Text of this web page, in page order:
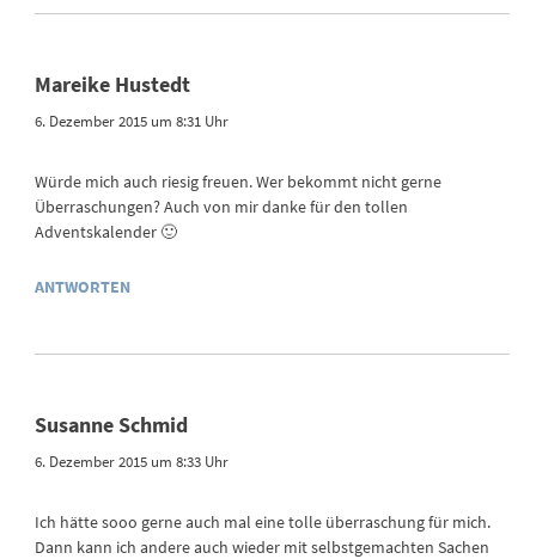
Mareike Hustedt
6. Dezember 2015 um 8:31 Uhr
Würde mich auch riesig freuen. Wer bekommt nicht gerne
Überraschungen? Auch von mir danke für den tollen
Adventskalender 🙂
ANTWORTEN
Susanne Schmid
6. Dezember 2015 um 8:33 Uhr
Ich hätte sooo gerne auch mal eine tolle überraschung für mich.
Dann kann ich andere auch wieder mit selbstgemachten Sachen